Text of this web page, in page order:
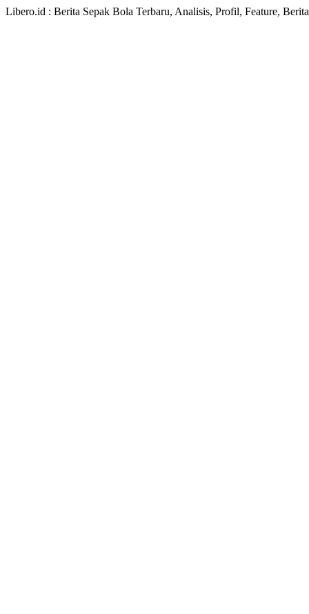
Libero.id : Berita Sepak Bola Terbaru, Analisis, Profil, Feature,